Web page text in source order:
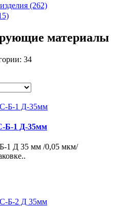
(262)
материалы
34
Б-1 Д-35мм
1 Д 35 мм /0,05 мкм/